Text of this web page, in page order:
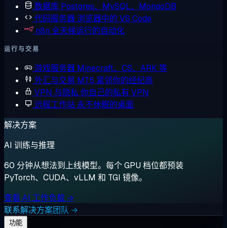
数据库 Postgres、MySQL、MongoDB
代码服务器 浏览器中的 VS Code
n8n 全天候运行的自动化
运行与交易
游戏服务器 Minecraft、CS、ARK 等
外汇与交易 MT5 紧邻你的经纪商
VPN 与隐私 你自己的私有 VPN
远程工作站 永不休眠的桌面
解决方案
AI 训练与推理
60 分钟从想法到上线模型。每个 GPU 档位都预装
PyTorch、CUDA、vLLM 和 TGI 镜像。
查看 AI 工作负载 →
联系解决方案团队 →